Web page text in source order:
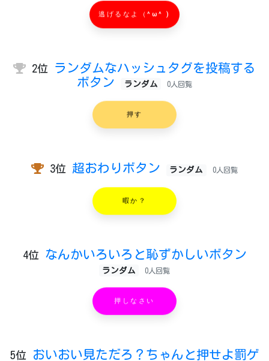
逃げるなよ（^ω^ )
2位
ランダムなハッシュタグを投稿する
ボタン
ランダム 0人回覧
押す
3位 超おわりボタン ランダム 0人回覧
暇か？
4位 なんかいろいろと恥ずかしいボタン
ランダム 0人回覧
押しなさい
5位
おいおい見ただろ？ちゃんと押せよ罰ゲ